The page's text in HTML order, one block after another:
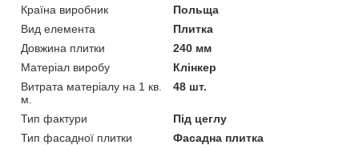
Країна виробник
Польща
Вид елемента
Плитка
Довжина плитки
240 мм
Матеріал виробу
Клінкер
Витрата матеріалу на 1 кв.
м.
48 шт.
Тип фактури
Під цеглу
Тип фасадної плитки
Фасадна плитка